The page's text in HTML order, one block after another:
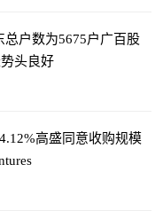
户数为5675户广百股
头良好
高盛同意收购规模